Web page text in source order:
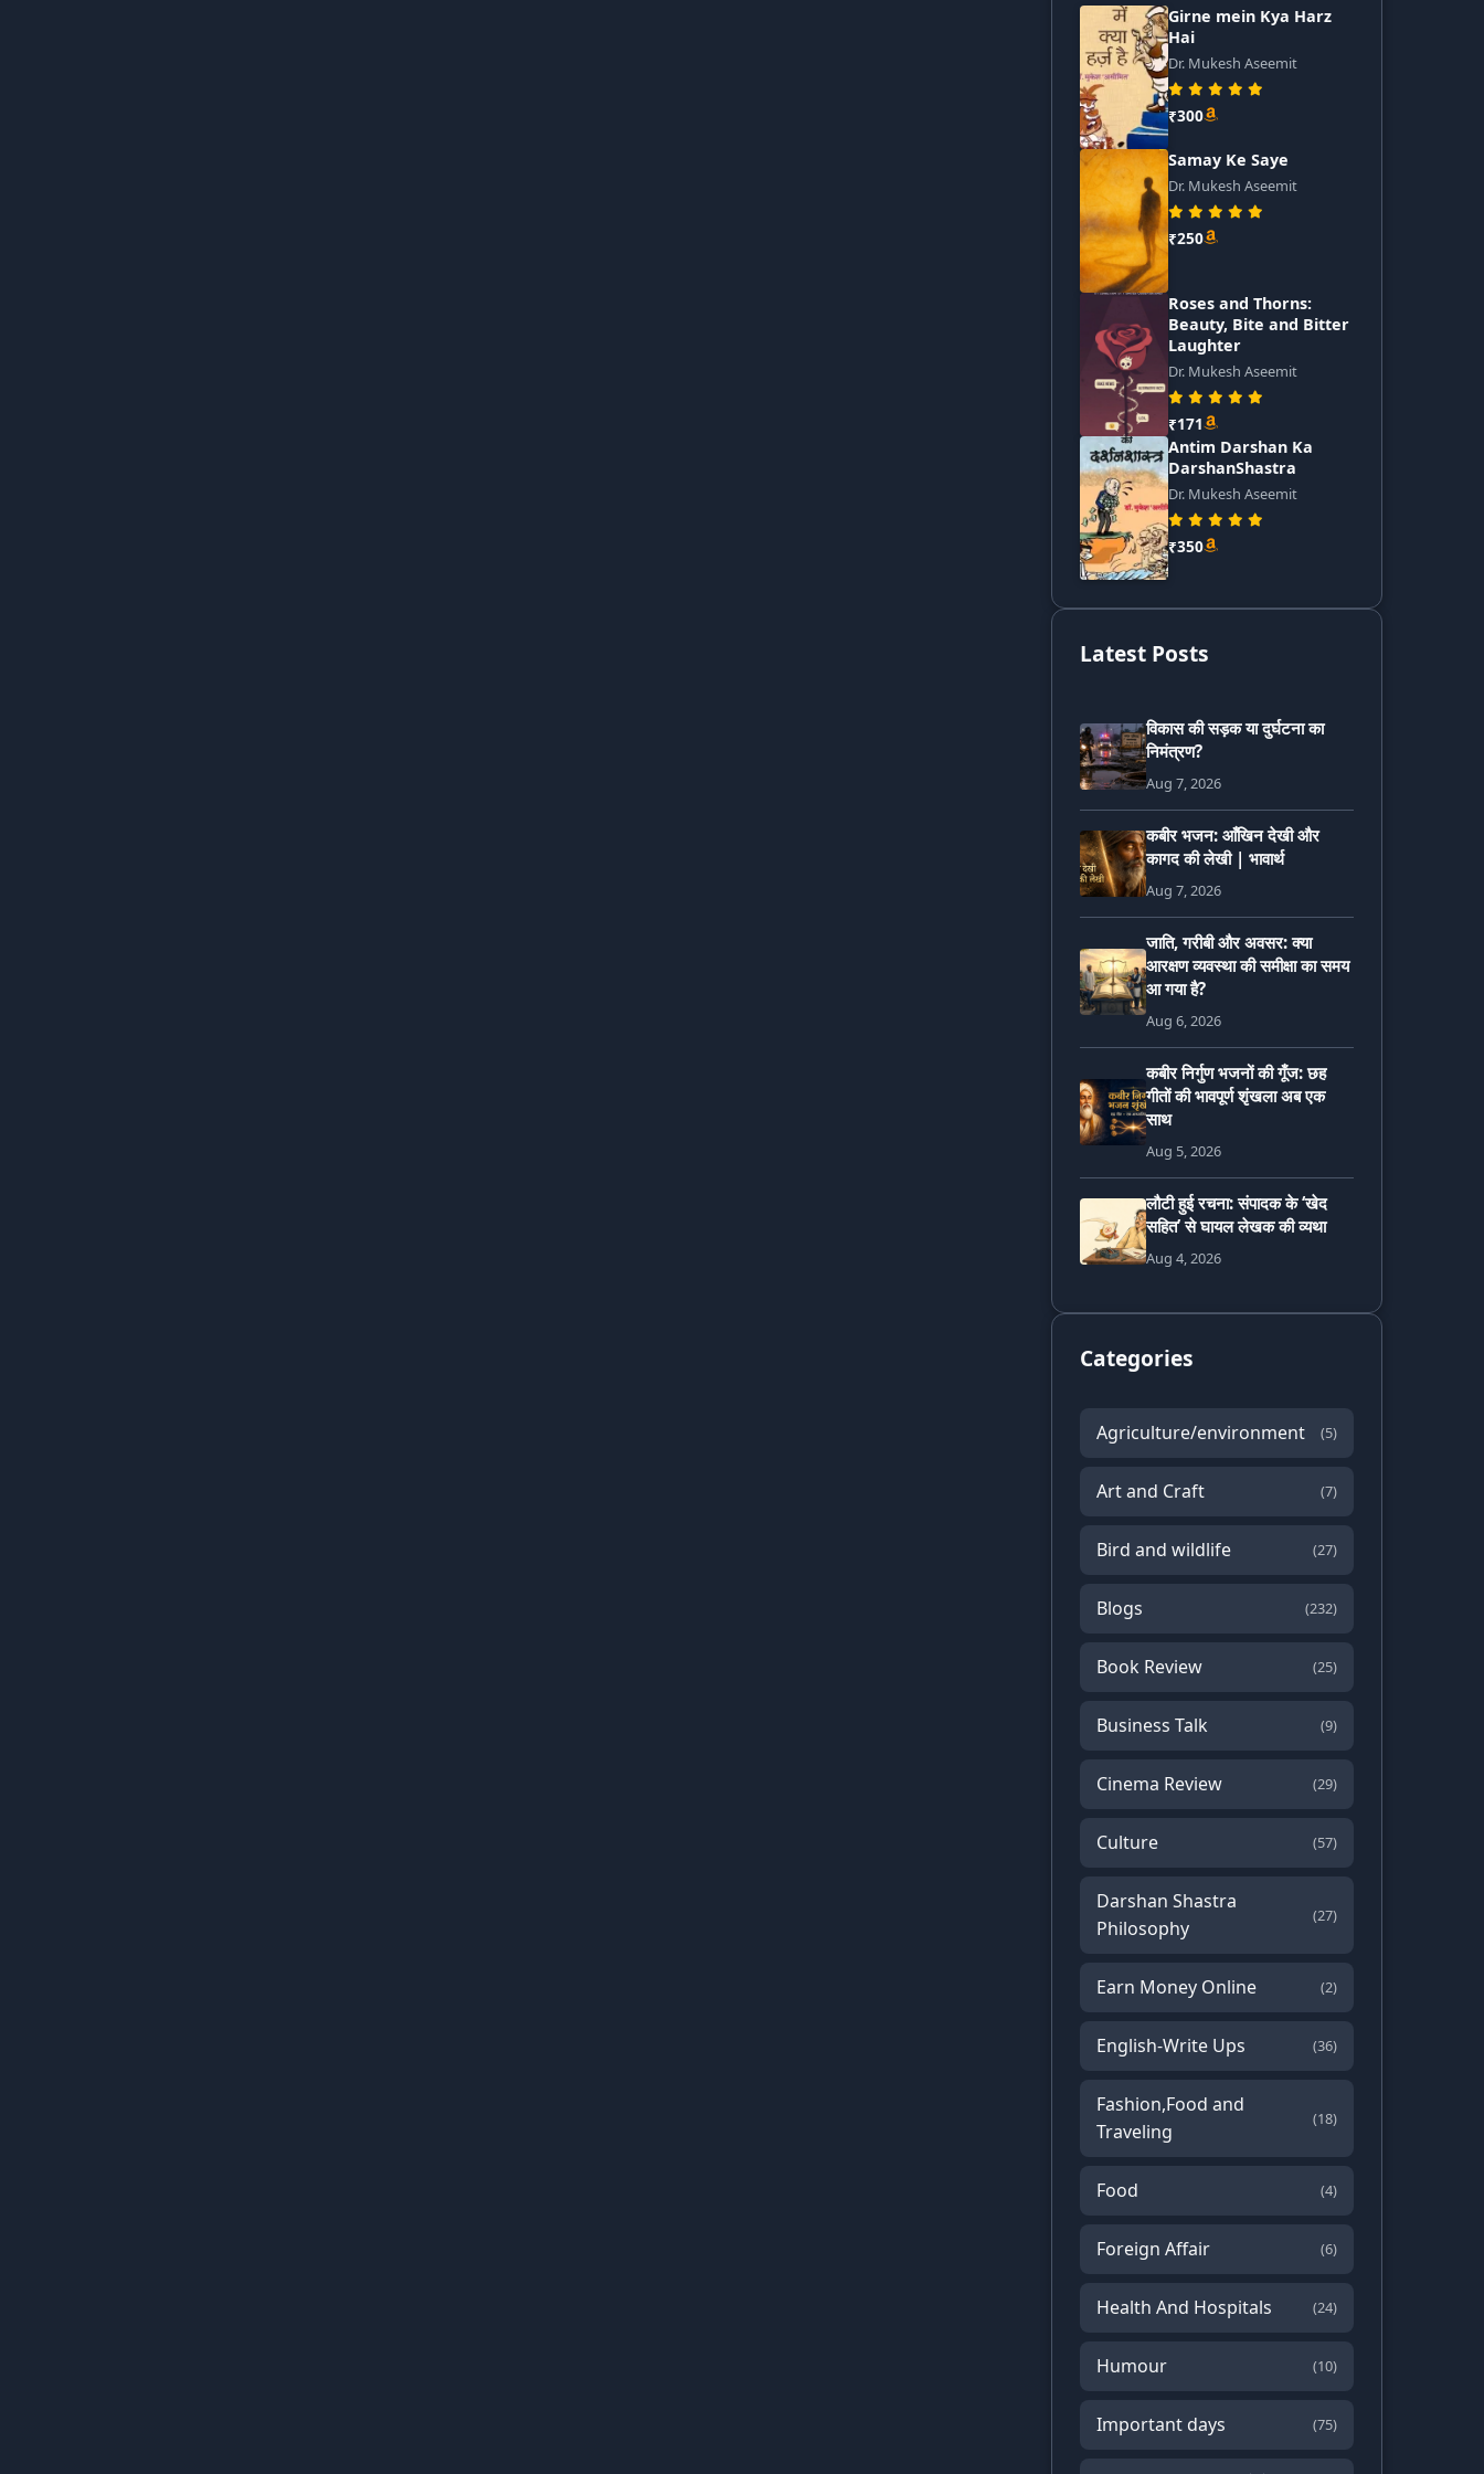
Girne mein Kya Harz
Hai
Dr. Mukesh Aseemit
₹300
Samay Ke Saye
Dr. Mukesh Aseemit
₹250
Roses and Thorns:
Beauty, Bite and Bitter
Laughter
Dr. Mukesh Aseemit
₹171
Antim Darshan Ka
DarshanShastra
Dr. Mukesh Aseemit
₹350
Latest Posts
विकास की सड़क या दुर्घटना का
निमंत्रण?
Aug 7, 2026
कबीर भजन: आँखिन देखी और
कागद की लेखी | भावार्थ
Aug 7, 2026
जाति, गरीबी और अवसर: क्या
आरक्षण व्यवस्था की समीक्षा का समय
आ गया है?
Aug 6, 2026
कबीर निर्गुण भजनों की गूँज: छह
गीतों की भावपूर्ण शृंखला अब एक
साथ
Aug 5, 2026
लौटी हुई रचना: संपादक के ‘खेद
सहित’ से घायल लेखक की व्यथा
Aug 4, 2026
Categories
Agriculture/environment (5)
Art and Craft (7)
Bird and wildlife (27)
Blogs (232)
Book Review (25)
Business Talk (9)
Cinema Review (29)
Culture (57)
Darshan Shastra
Philosophy
(27)
Earn Money Online (2)
English-Write Ups (36)
Fashion,Food and
Traveling
(18)
Food (4)
Foreign Affair (6)
Health And Hospitals (24)
Humour (10)
Important days (75)